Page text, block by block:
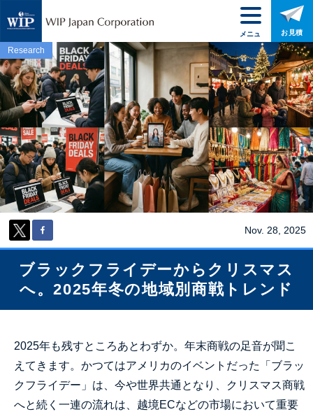
Research
Nov. 28, 2025
ブラックフライデーからクリスマス
へ。2025年冬の地域別商戦トレンド
2025年も残すところあとわずか。年末商戦の足音が聞こ
えてきます。かつてはアメリカのイベントだった「ブラッ
クフライデー」は、今や世界共通となり、クリスマス商戦
へと続く一連の流れは、越境ECなどの市場において重要
メニュ
お見積